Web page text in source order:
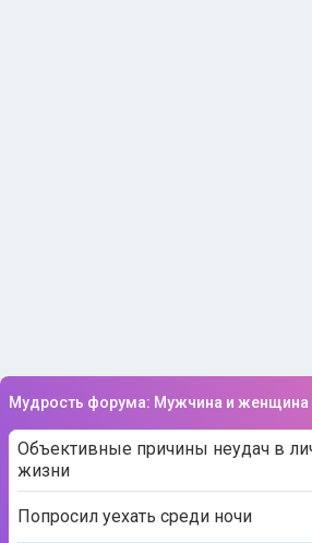
Мудрость форума: Мужчина и женщина
Объективные причины неудач в
жизни
Попросил уехать среди ночи